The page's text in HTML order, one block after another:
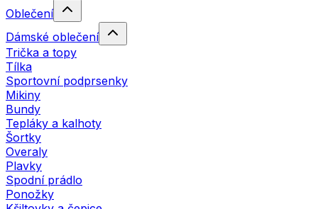
Oblečení
Dámské oblečení
Trička a topy
Tílka
Sportovní podprsenky
Mikiny
Bundy
Tepláky a kalhoty
Šortky
Overaly
Plavky
Spodní prádlo
Ponožky